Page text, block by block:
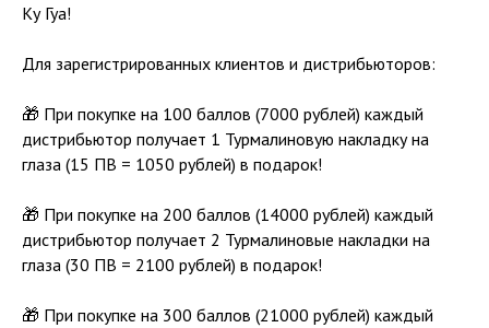
Ку Гуа!
Для зарегистрированных клиентов и дистрибьюторов:
🎁 При покупке на 100 баллов (7000 рублей) каждый
дистрибьютор получает 1 Турмалиновую накладку на
глаза (15 ПВ = 1050 рублей) в подарок!
🎁 При покупке на 200 баллов (14000 рублей) каждый
дистрибьютор получает 2 Турмалиновые накладки на
глаза (30 ПВ = 2100 рублей) в подарок!
🎁 При покупке на 300 баллов (21000 рублей) каждый